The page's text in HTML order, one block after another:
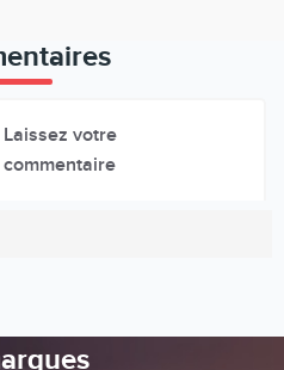
Laissez votre
commentaire